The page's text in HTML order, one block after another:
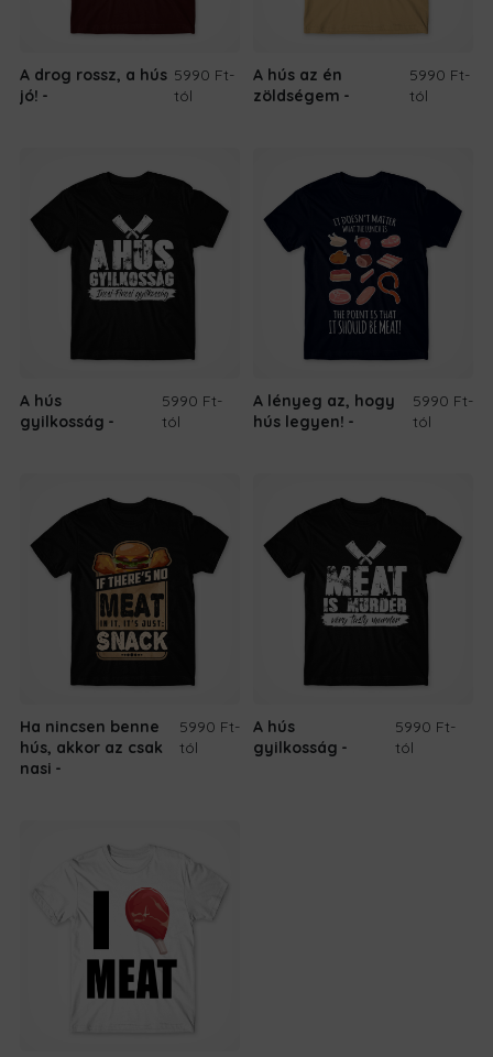
A drog rossz, a hús
jó!
5990 Ft-
tól
A hús az én
zöldségem
5990 Ft-
tól
A hús
gyilkosság
5990 Ft-
tól
A lényeg az, hogy
hús legyen!
5990 Ft-
tól
Ha nincsen benne
hús, akkor az csak
nasi
5990 Ft-
tól
A hús
gyilkosság
5990 Ft-
tól